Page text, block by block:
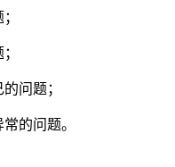
问题；
的问题。